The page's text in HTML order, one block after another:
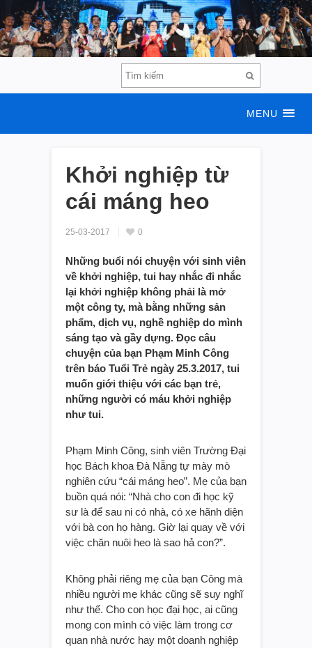
MENU
Khởi nghiệp từ
cái máng heo
25-03-2017 0
Những buổi nói chuyện với sinh viên
về khởi nghiệp, tui hay nhắc đi nhắc
lại khởi nghiệp không phải là mở
một công ty, mà bằng những sản
phẩm, dịch vụ, nghề nghiệp do mình
sáng tạo và gầy dựng. Đọc câu
chuyện của bạn Phạm Minh Công
trên báo Tuổi Trẻ ngày 25.3.2017, tui
muốn giới thiệu với các bạn trẻ,
những người có máu khởi nghiệp
như tui.
Phạm Minh Công, sinh viên Trường Đại
học Bách khoa Đà Nẵng tự mày mò
nghiên cứu “cái máng heo”. Mẹ của bạn
buồn quá nói: “Nhà cho con đi học kỹ
sư là để sau ni có nhà, có xe hãnh diện
với bà con họ hàng. Giờ lại quay về với
việc chăn nuôi heo là sao hả con?”.
Không phải riêng mẹ của bạn Công mà
nhiều người mẹ khác cũng sẽ suy nghĩ
như thế. Cho con học đại học, ai cũng
mong con mình có việc làm trong cơ
quan nhà nước hay một doanh nghiệp